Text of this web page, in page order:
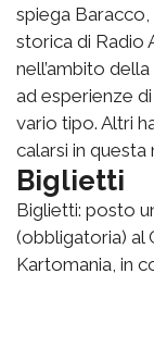
spiega
storica di Radio
nell’ambito
ad esperienze
vario tipo. Altri
calarsi in questa
Biglietti
Biglietti: posto
(obbligatoria) al
Kartomania, in